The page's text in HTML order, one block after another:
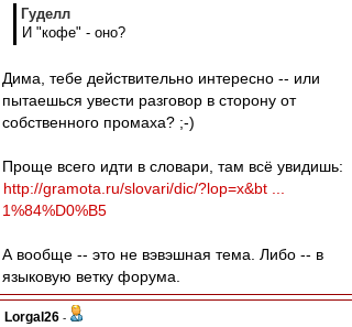
Гуделл
И "кофе" - оно?
Дима, тебе действительно интересно -- или
пытаешься увести разговор в сторону от
собственного промаха? ;-)
Проще всего идти в словари, там всё увидишь:
http://gramota.ru/slovari/dic/?lop=x&bt ...
1%84%D0%B5
А вообще -- это не вэвэшная тема. Либо -- в
языковую ветку форума.
Lorgal26 -